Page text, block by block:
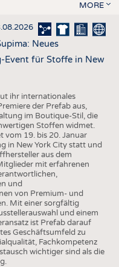
MORE
Neues
Event für Stoffe in New
ihr internationales
der Prefab aus,
im Boutique-Stil, die
Stoffen widmet.
vom 19. bis 20. Januar
in New York City statt und
aus dem
mit erfahrenen
und
von Premium- und
Mit einer sorgfältig
und einem
ist Prefab darauf
Geschäftsumfeld zu
Fachkompetenz
wichtiger sind als die